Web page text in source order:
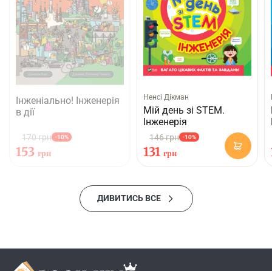
Інженіально! Інженерія
в дії
170 грн -10%
153 грн
Ненсі Дікман
Мій день зі STEM.
Інженерія
146 грн -10%
131 грн
ДИВИТИСЬ ВСЕ